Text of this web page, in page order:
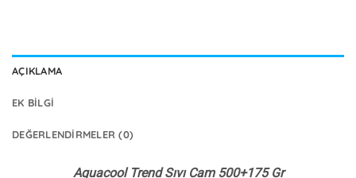
AÇIKLAMA
EK BILGI
DEĞERLENDIRMELER (0)
Aquacool Trend Sıvı Cam 500+175 Gr